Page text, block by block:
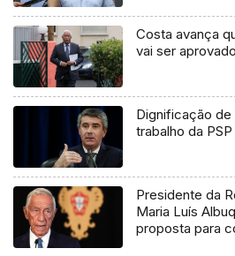
Costa avança
vai ser
Dignificação
trabalho da
Presidente da
Maria Luís
proposta para